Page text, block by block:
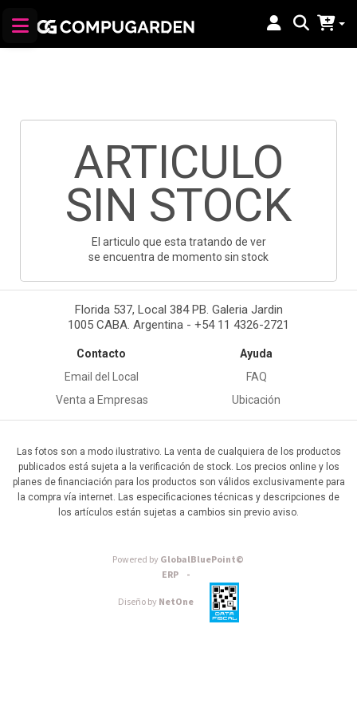
ARTICULO
SIN STOCK
El articulo que esta tratando de ver
se encuentra de momento sin stock
Florida 537, Local 384 PB. Galeria Jardin
1005 CABA. Argentina - +54 11 4326-2721
Contacto
Email del Local
Venta a Empresas
Ayuda
FAQ
Ubicación
Las fotos son a modo ilustrativo. La venta de cualquiera de los productos
publicados está sujeta a la verificación de stock. Los precios online y los
planes de financiación para los productos son válidos exclusivamente para
la compra vía internet. Las especificaciones técnicas y descripciones de
los artículos están sujetas a cambios sin previo aviso.
Powered byGlobalBluePoint©
ERP -
Diseño byNetOne